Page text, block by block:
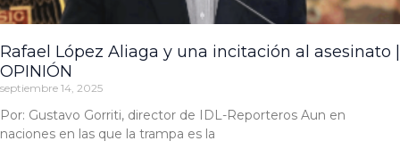
Rafael López Aliaga y una incitación al asesinato |
OPINIÓN
septiembre 14, 2025
Por: Gustavo Gorriti, director de IDL-Reporteros Aun en
naciones en las que la trampa es la